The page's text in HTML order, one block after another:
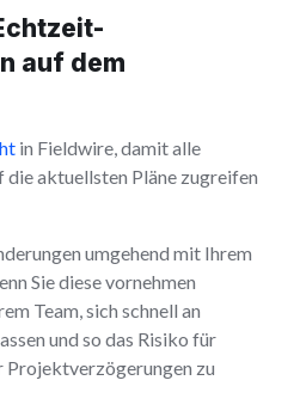
auf dem
in Fieldwire, damit alle
aktuellsten Pläne zugreifen
umgehend mit Ihrem
Sie diese vornehmen
Team, sich schnell an
und so das Risiko für
Projektverzögerungen zu